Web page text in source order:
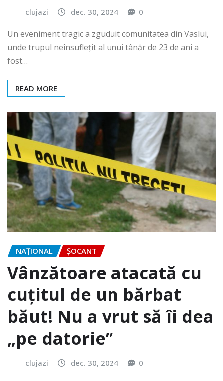
clujazi dec. 30, 2024 0
Un eveniment tragic a zguduit comunitatea din Vaslui,
unde trupul neînsuflețit al unui tânăr de 23 de ani a
fost…
READ MORE
NAŢIONAL ȘOCANT
Vânzătoare atacată cu
cuțitul de un bărbat
băut! Nu a vrut să îi dea
„pe datorie”
clujazi dec. 30, 2024 0